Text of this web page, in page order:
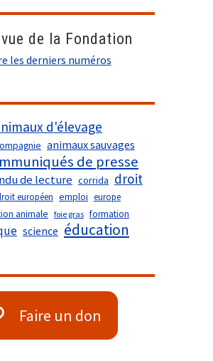
de la Fondation
les derniers numéros
d'élevage
animaux sauvages
de presse
de lecture corrida droit
européen emploi europe
animale
foie gras formation
science éducation
Faire un don